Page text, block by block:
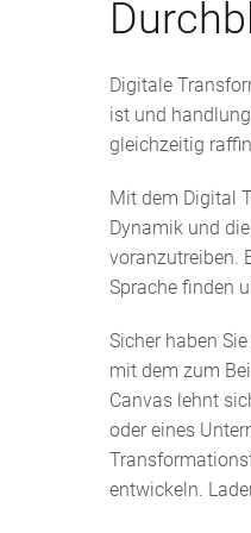
Digitale
ist und
gleichzeitig
Mit dem Digital
Dynamik und
voranzutreiben.
Sprache finden
Sicher haben
mit dem zum
Canvas lehnt
oder eines
entwickeln.